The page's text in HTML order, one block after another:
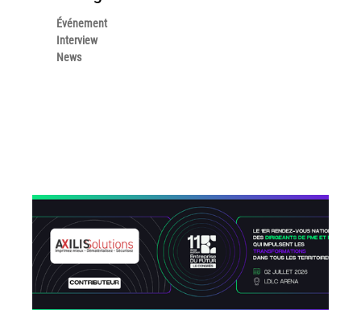
Linkedin
Contact
Newsletter
Plan du site
Événement
Interview
News